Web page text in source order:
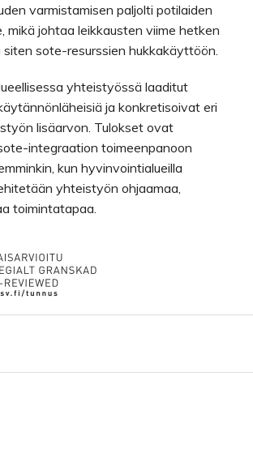
varmistamisen paljolti potilaiden
mikä johtaa leikkausten viime hetken
siten sote-resurssien hukkakäyttöön.
yhteistyössä laaditut
ja konkretisoivat eri
lisäarvon. Tulokset ovat
integraation toimeenpanoon
kun hyvinvointialueilla
yhteistyön ohjaamaa,
toimintatapaa.